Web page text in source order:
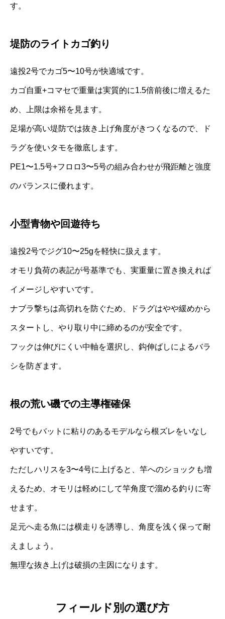
す。
堤防のライトカゴ釣り
遠投2号でカゴ5〜10号が快適域です。
カゴ自重+コマセで重量は実質的に1.5倍前後に増えるた
め、上限は余裕を見ます。
足場が高い堤防では抜き上げ角度がきつくなるので、ド
ラグを使いタモを徹底します。
PE1〜1.5号+フロロ3〜5号の組み合わせが飛距離と強度
のバランスに優れます。
小型青物や回遊待ち
遠投2号でジグ10〜25gを軽快に扱えます。
オモリ負荷の表記が号基準でも、実重量に置き換えれば
イメージしやすいです。
ナブラ撃ちは高切れを防ぐため、ドラグはやや緩めから
スタートし、やり取り中に締めるのが安全です。
フックは伸びにくい中軸を選択し、鈎伸ばしによるバラ
シを防ぎます。
根の荒い磯での主導権確保
2号でもバットに粘りのあるモデルなら根ズレをいなし
やすいです。
ただしハリスを3〜4号に上げると、竿へのショックも増
えるため、オモリは軽めにして竿角度で溜める釣りに寄
せます。
足元へ走る魚には横走りを誘導し、角度を浅く保って耐
えましょう。
無理な抜き上げは破損の主因になります。
フィールド別の選び方